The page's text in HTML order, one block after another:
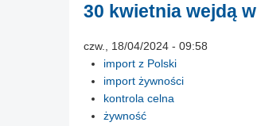
30 kwietnia wejdą
czw., 18/04/2024 - 09:58
import z Polski
import żywności
kontrola celna
żywność